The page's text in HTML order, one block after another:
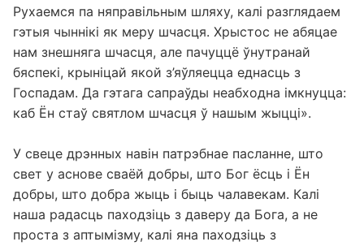
Рухаемся па няправільным шляху, калі разглядаем
гэтыя чыннікі як меру шчасця. Хрыстос не абяцае
нам знешняга шчасця, але пачуццё ўнутранай
бяспекі, крыніцай якой з’яўляецца еднасць з
Госпадам. Да гэтага сапраўды неабходна імкнуцца:
каб Ён стаў святлом шчасця ў нашым жыцці».
У свеце дрэнных навін патрэбнае пасланне, што
свет у аснове сваёй добры, што Бог ёсць і Ён
добры, што добра жыць і быць чалавекам. Калі
наша радасць паходзіць з даверу да Бога, а не
проста з аптымізму, калі яна паходзіць з